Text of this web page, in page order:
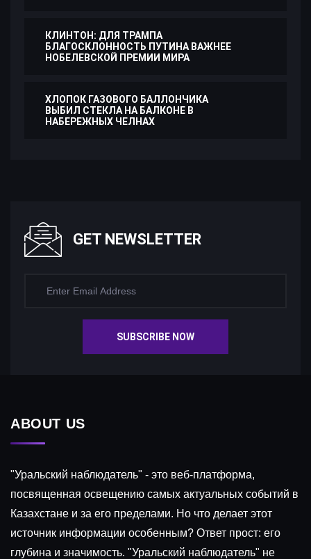
КЛИНТОН: ДЛЯ ТРАМПА
БЛАГОСКЛОННОСТЬ ПУТИНА ВАЖНЕЕ
НОБЕЛЕВСКОЙ ПРЕМИИ МИРА
ХЛОПОК ГАЗОВОГО БАЛЛОНЧИКА
ВЫБИЛ СТЕКЛА НА БАЛКОНЕ В
НАБЕРЕЖНЫХ ЧЕЛНАХ
GET NEWSLETTER
SUBSCRIBE NOW
ABOUT US
"Уральский наблюдатель" - это веб-платформа,
посвященная освещению самых актуальных событий в
Казахстане и за его пределами. Но что делает этот
источник информации особенным? Ответ прост: его
глубина и значимость. "Уральский наблюдатель" не